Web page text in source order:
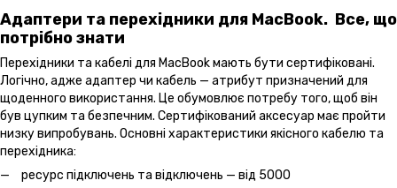
Адаптери та перехідники для MacBook. Все, що
потрібно знати
Перехідники та кабелі для MacBook мають бути сертифіковані.
Логічно, адже адаптер чи кабель — атрибут призначений для
щоденного використання. Це обумовлює потребу того, щоб він
був цупким та безпечним. Сертифікований аксесуар має пройти
низку випробувань. Основні характеристики якісного кабелю та
перехідника:
ресурс підключень та відключень — від 5000